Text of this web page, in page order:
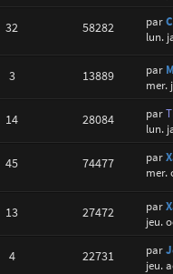
32 58282 par
lun.
3 13889 par
mer.
14 28084 par
lun.
45 74477 par
mer.
13 27472 par
jeu.
4 22731 par
jeu.